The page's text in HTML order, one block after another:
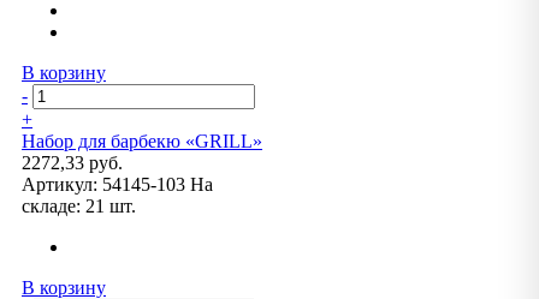
В корзину
-
+
Набор для барбекю «GRILL»
2272,33 руб.
Артикул: 54145-103 На
складе: 21 шт.
В корзину